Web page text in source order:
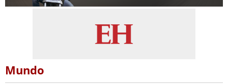
Mundo